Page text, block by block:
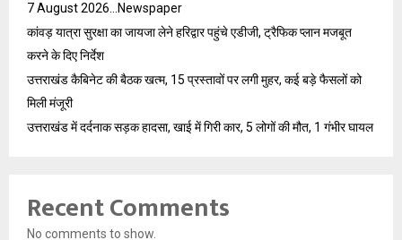
7 August 2026…Newspaper
कांवड़ यात्रा सुरक्षा का जायजा लेने हरिद्वार पहुंचे एडीजी, ट्रैफिक प्लान मजबूत
करने के दिए निर्देश
उत्तराखंड कैबिनेट की बैठक खत्म, 15 प्रस्तावों पर लगी मुहर, कई बड़े फैसलों को
मिली मंजूरी
उत्तराखंड में दर्दनाक सड़क हादसा, खाई में गिरी कार, 5 लोगों की मौत, 1 गंभीर घायल
Recent Comments
No comments to show.